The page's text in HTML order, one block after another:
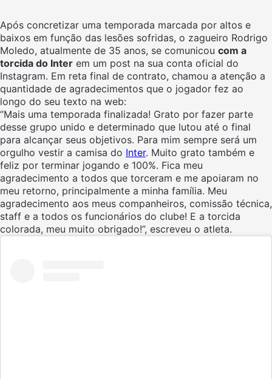
Após concretizar uma temporada marcada por altos e
baixos em função das lesões sofridas, o zagueiro Rodrigo
Moledo, atualmente de 35 anos, se comunicou com a
torcida do Inter em um post na sua conta oficial do
Instagram. Em reta final de contrato, chamou a atenção a
quantidade de agradecimentos que o jogador fez ao
longo do seu texto na web:
“Mais uma temporada finalizada! Grato por fazer parte
desse grupo unido e determinado que lutou até o final
para alcançar seus objetivos. Para mim sempre será um
orgulho vestir a camisa do Inter. Muito grato também e
feliz por terminar jogando e 100%. Fica meu
agradecimento a todos que torceram e me apoiaram no
meu retorno, principalmente a minha família. Meu
agradecimento aos meus companheiros, comissão técnica,
staff e a todos os funcionários do clube! E a torcida
colorada, meu muito obrigado!”, escreveu o atleta.